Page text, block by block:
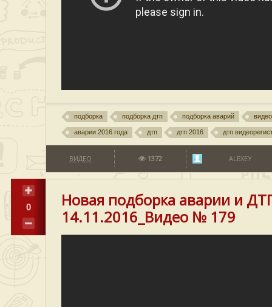
подборка подборка дтп подборка аварий
аварии 2016 года дтп дтп 2016 дтп
ВИДЕО 1372 ALEXEY
0
Новая подборка аварии и
14.11.2016_Видео № 179